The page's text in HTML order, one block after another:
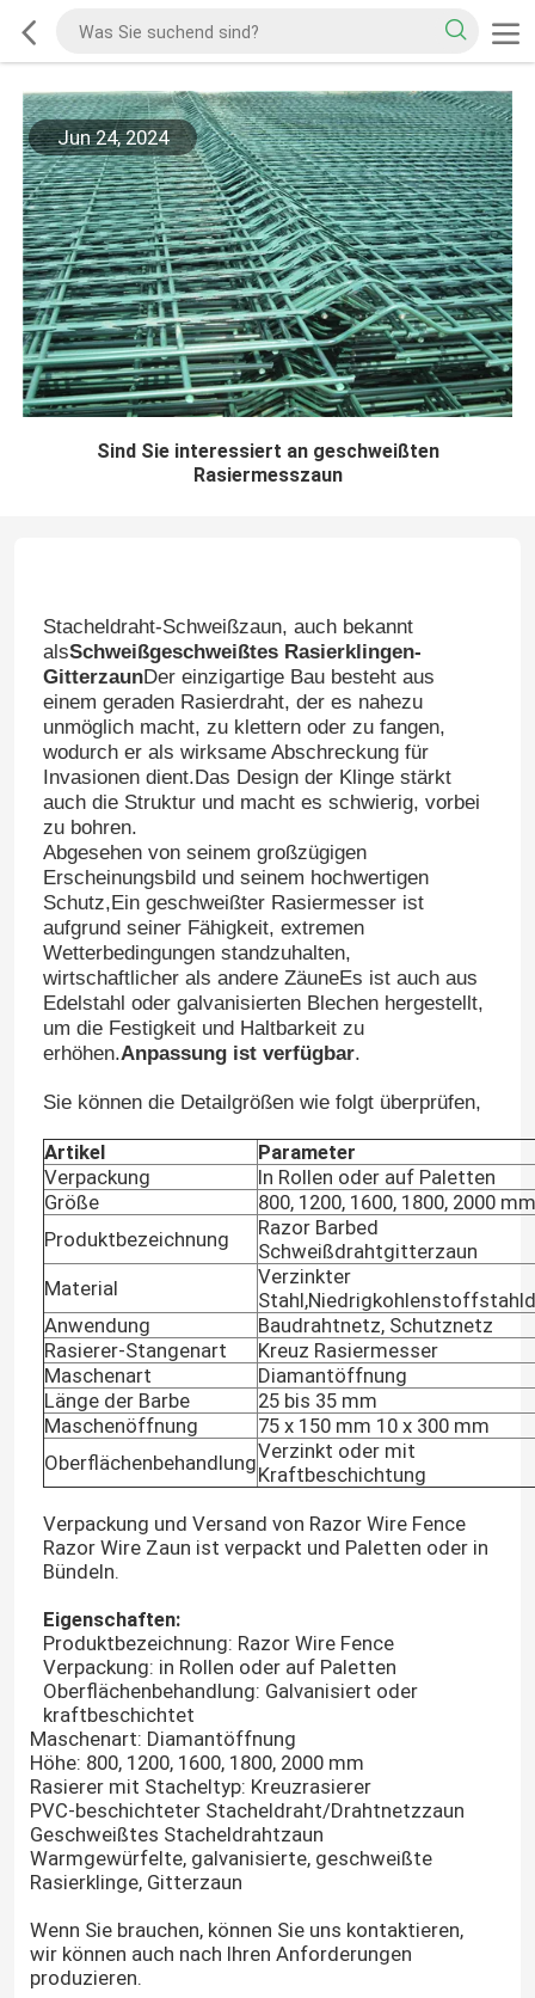
Jun 24, 2024
Sind Sie interessiert an geschweißten
Rasiermesszaun
Stacheldraht-Schweißzaun, auch bekannt
alsSchweißgeschweißtes Rasierklingen-
GitterzaunDer einzigartige Bau besteht aus
einem geraden Rasierdraht, der es nahezu
unmöglich macht, zu klettern oder zu fangen,
wodurch er als wirksame Abschreckung für
Invasionen dient.Das Design der Klinge stärkt
auch die Struktur und macht es schwierig, vorbei
zu bohren.
Abgesehen von seinem großzügigen
Erscheinungsbild und seinem hochwertigen
Schutz,Ein geschweißter Rasiermesser ist
aufgrund seiner Fähigkeit, extremen
Wetterbedingungen standzuhalten,
wirtschaftlicher als andere ZäuneEs ist auch aus
Edelstahl oder galvanisierten Blechen hergestellt,
um die Festigkeit und Haltbarkeit zu
erhöhen.Anpassung ist verfügbar.
Sie können die Detailgrößen wie folgt überprüfen,
Artikel
Parameter
Verpackung
In Rollen oder auf Paletten
Größe
800, 1200, 1600, 1800, 2000 mm
Produktbezeichnung
Razor Barbed
Schweißdrahtgitterzaun
Material
Verzinkter
Anwendung
Baudrahtnetz, Schutznetz
Rasierer-Stangenart
Kreuz Rasiermesser
Maschenart
Diamantöffnung
Länge der Barbe
25 bis 35 mm
Maschenöffnung
75 x 150 mm 10 x 300 mm
OberflächenbehandlungVerzinkt oder mit
Kraftbeschichtung
Verpackung und Versand von Razor Wire Fence
Razor Wire Zaun ist verpackt und Paletten oder in
Bündeln.
Eigenschaften:
Produktbezeichnung: Razor Wire Fence
Verpackung: in Rollen oder auf Paletten
Oberflächenbehandlung: Galvanisiert oder
kraftbeschichtet
Maschenart: Diamantöffnung
Höhe: 800, 1200, 1600, 1800, 2000 mm
Rasierer mit Stacheltyp: Kreuzrasierer
PVC-beschichteter Stacheldraht/Drahtnetzzaun
Geschweißtes Stacheldrahtzaun
Warmgewürfelte, galvanisierte, geschweißte
Rasierklinge, Gitterzaun
Wenn Sie brauchen, können Sie uns kontaktieren,
wir können auch nach Ihren Anforderungen
produzieren.